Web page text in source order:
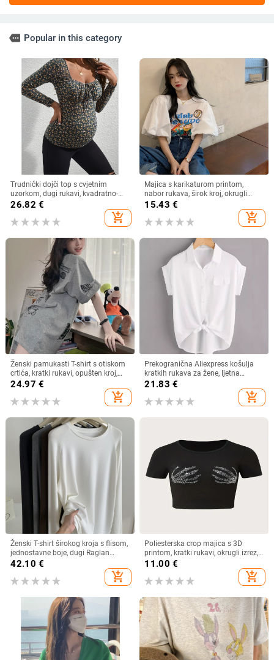
more Popular in this category
Trudnički dojči top s cvjetnim
uzorkom, dugi rukavi, kvadratno-
okrugli izrez, uski kroj, poliester s
26.82 €
add_shopping_cart
Majica s karikaturom printom,
nabor rukava, širok kroj, okrugli
izrez
15.43 €
add_shopping_cart
Ženski pamukasti T-shirt s otiskom
crtića, kratki rukavi, opušten kroj,
srednja duljina
24.97 €
add_shopping_cart
Prekogranična Aliexpress košulja
kratkih rukava za žene, ljetna
lagana, čista boja, svestrana,
21.83 €
add_shopping_cart
Ženski T-shirt širokog kroja s flisom,
jednostavne boje, dugi Raglan
rukav, zimski osnovni sloj
42.10 €
add_shopping_cart
Poliesterska crop majica s 3D
printom, kratki rukavi, okrugli izrez,
ultra kratka duljina, street hipster
11.00 €
add_shopping_cart